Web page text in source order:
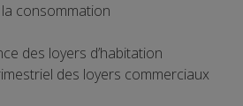
consommation
des loyers d’habitation
des loyers commerciaux